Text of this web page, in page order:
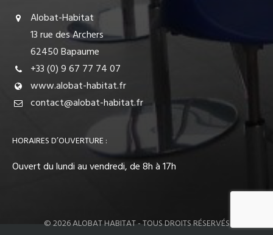
Alobat-Habitat
13 rue des Archers
62450 Bapaume
+33 (0) 9 67 77 74 07
www.alobat-habitat.fr
contact@alobat-habitat.fr
HORAIRES D’OUVERTURE :
Ouvert du lundi au vendredi, de 8h à 17h